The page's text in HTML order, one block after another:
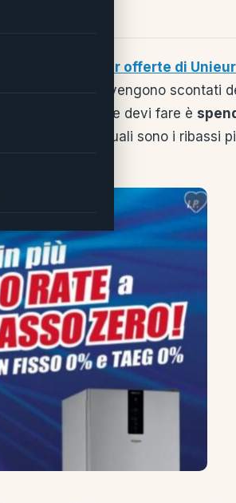
e dopo le super offerte di
prodotti vengono scontati
Tutto quello che devi fare è
nel dettaglio quali sono i ribassi